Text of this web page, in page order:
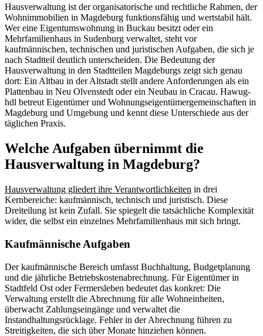
Hausverwaltung ist der organisatorische und rechtliche Rahmen, der
Wohnimmobilien in Magdeburg funktionsfähig und wertstabil hält.
Wer eine Eigentumswohnung in Buckau besitzt oder ein
Mehrfamilienhaus in Sudenburg verwaltet, steht vor
kaufmännischen, technischen und juristischen Aufgaben, die sich je
nach Stadtteil deutlich unterscheiden. Die Bedeutung der
Hausverwaltung in den Stadtteilen Magdeburgs zeigt sich genau
dort: Ein Altbau in der Altstadt stellt andere Anforderungen als ein
Plattenbau in Neu Olvenstedt oder ein Neubau in Cracau. Hawug-
hdl betreut Eigentümer und Wohnungseigentümergemeinschaften in
Magdeburg und Umgebung und kennt diese Unterschiede aus der
täglichen Praxis.
Welche Aufgaben übernimmt die
Hausverwaltung in Magdeburg?
Hausverwaltung gliedert ihre Verantwortlichkeiten in drei
Kernbereiche: kaufmännisch, technisch und juristisch. Diese
Dreiteilung ist kein Zufall. Sie spiegelt die tatsächliche Komplexität
wider, die selbst ein einzelnes Mehrfamilienhaus mit sich bringt.
Kaufmännische Aufgaben
Der kaufmännische Bereich umfasst Buchhaltung, Budgetplanung
und die jährliche Betriebskostenabrechnung. Für Eigentümer in
Stadtfeld Ost oder Fermersleben bedeutet das konkret: Die
Verwaltung erstellt die Abrechnung für alle Wohneinheiten,
überwacht Zahlungseingänge und verwaltet die
Instandhaltungsrücklage. Fehler in der Abrechnung führen zu
Streitigkeiten, die sich über Monate hinziehen können.